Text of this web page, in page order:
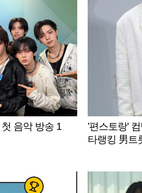
음악 방송 1
'편스토랑'
타랭킹 男트